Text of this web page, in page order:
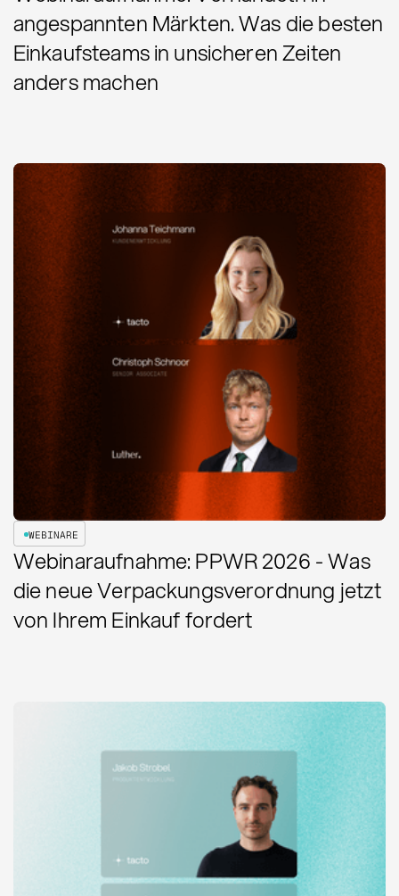
angespannten Märkten. Was die besten
Einkaufsteams in unsicheren Zeiten
anders machen
WEBINARE
Webinaraufnahme: PPWR 2026 - Was
die neue Verpackungsverordnung jetzt
von Ihrem Einkauf fordert